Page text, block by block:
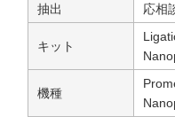
抽出 応相
キット
機種